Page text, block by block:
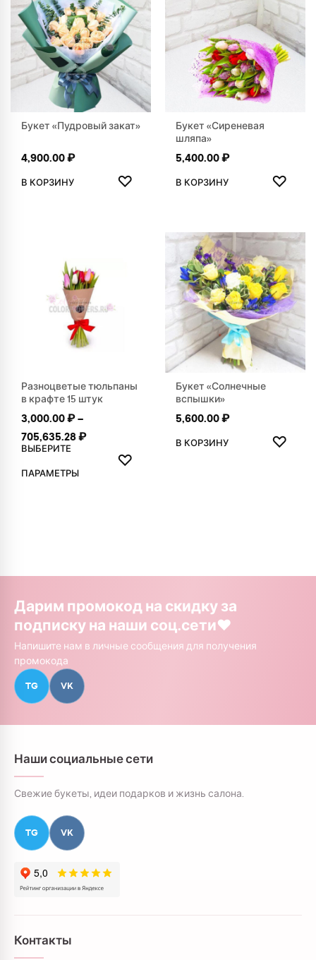
Букет «Пудровый закат»
4,900.00₽
В КОРЗИНУ ♡
ДОБАВИТЬ В ИЗБРАННОЕ
Букет «Сиреневая
шляпа»
5,400.00₽
В КОРЗИНУ ♡
Разноцветые тюльпаны
в крафте 15 штук
3,000.00₽–
705,635.28₽Диапазон цен: 3,000.00 ₽ – 705,635.28 ₽
ВЫБЕРИТЕ
ПАРАМЕТРЫ
Этот товар имеет несколько вариаций. Опции можно
♡
ДОБАВИТЬ В ИЗБРАННОЕ
Букет «Солнечные
вспышки»
5,600.00₽
В КОРЗИНУ ♡
Дарим промокод на скидку за
подписку на наши соц.сети❤️
Напишите нам в личные сообщения для получения
промокода
TG VK
Наши социальные сети
Свежие букеты, идеи подарков и жизнь салона.
TG VK
Контакты